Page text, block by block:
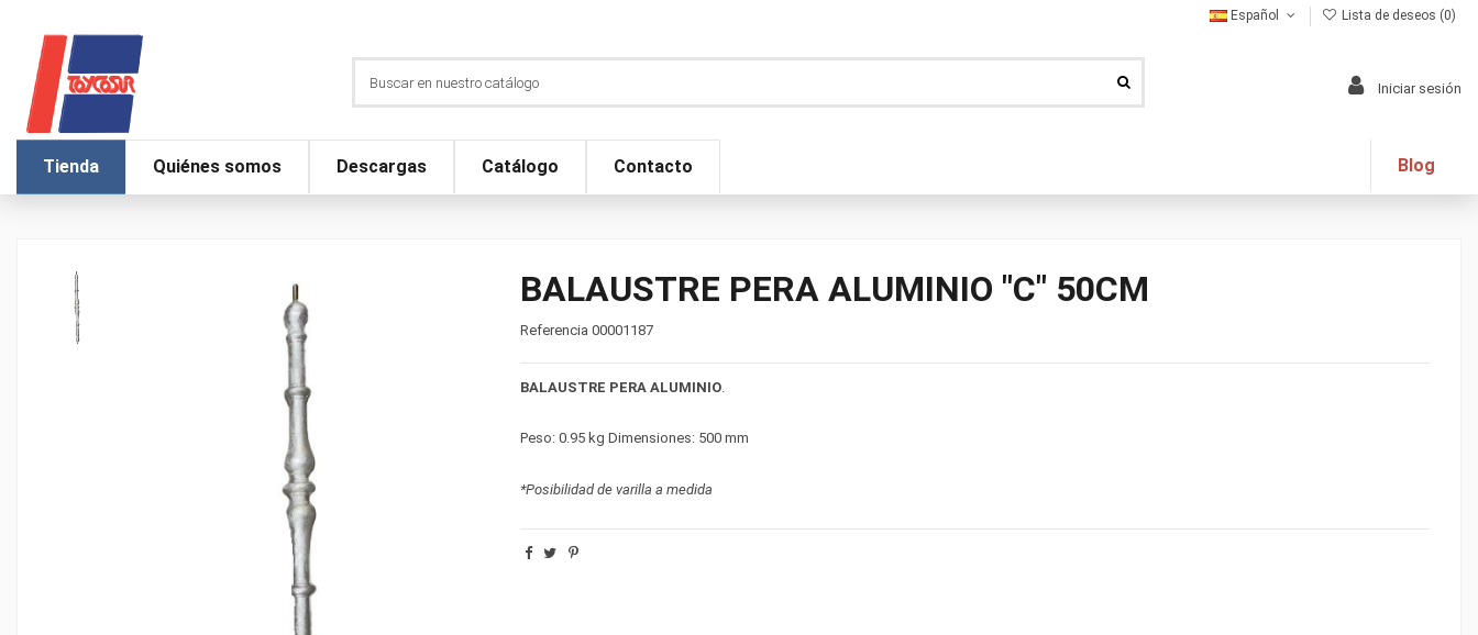
Español Lista de deseos (0)
Iniciar sesión
Tienda Quiénes somos Descargas Catálogo Contacto Blog
BALAUSTRE PERA ALUMINIO "C" 50CM
Referencia 00001187
BALAUSTRE PERA ALUMINIO.
Peso: 0.95 kg Dimensiones: 500 mm
*Posibilidad de varilla a medida